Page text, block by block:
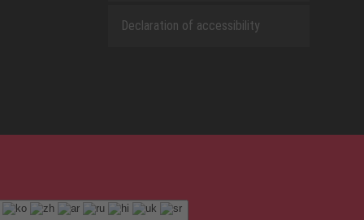
Declaration of accessibility